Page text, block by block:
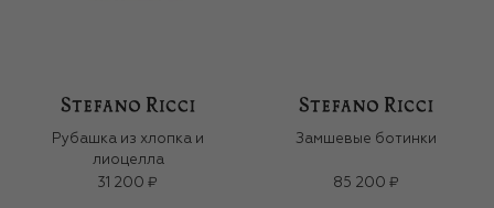
Рубашка из хлопка и
лиоцелла
31 200 ₽
Замшевые ботинки
85 200 ₽